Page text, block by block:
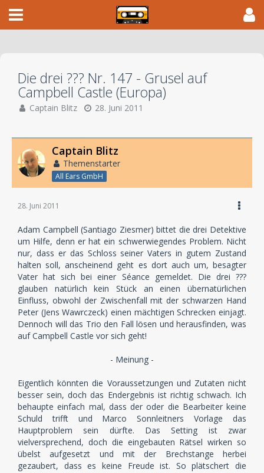
Die drei ??? Nr. 147 - Grusel auf
Campbell Castle (Europa)
Captain Blitz 28. Juni 2011
Captain Blitz
Themenstarter
All Ears GmbH
28. Juni 2011
Adam Campbell (Santiago Ziesmer) bittet die drei Detektive
um Hilfe, denn er hat ein schwerwiegendes Problem. Nicht
nur, dass er das Schloss seiner Vaters in gutem Zustand
halten soll, anscheinend geht es dort auch um, besagter
Vater hat sich bei einer Séance gemeldet. Die drei ???
glauben natürlich kein Stück an einen übernatürlichen
Einfluss, obwohl der Zwischenfall mit der schwarzen Hand
Peter (Jens Wawrczeck) einen mächtigen Schrecken einjagt.
Dennoch will das Trio den Fall lösen und herausfinden, was
auf Campbell Castle vor sich geht!
- Meinung -
Eigentlich könnten die Voraussetzungen und Zutaten nicht
besser sein, doch das Endergebnis ist richtig schwach. Ich
behaupte einfach mal, dass der oder die Bearbeiter keine
Schuld trifft und Marco Sonnleitners Vorlage das
Hauptproblem sein dürfte. Das Setting ist zwar
vielversprechend, doch die eingebauten Rätsel wirken so
übelst aufgesetzt und mit der Brechstange herbei
gezaubert, dass es keine Freude ist. So plätschert die